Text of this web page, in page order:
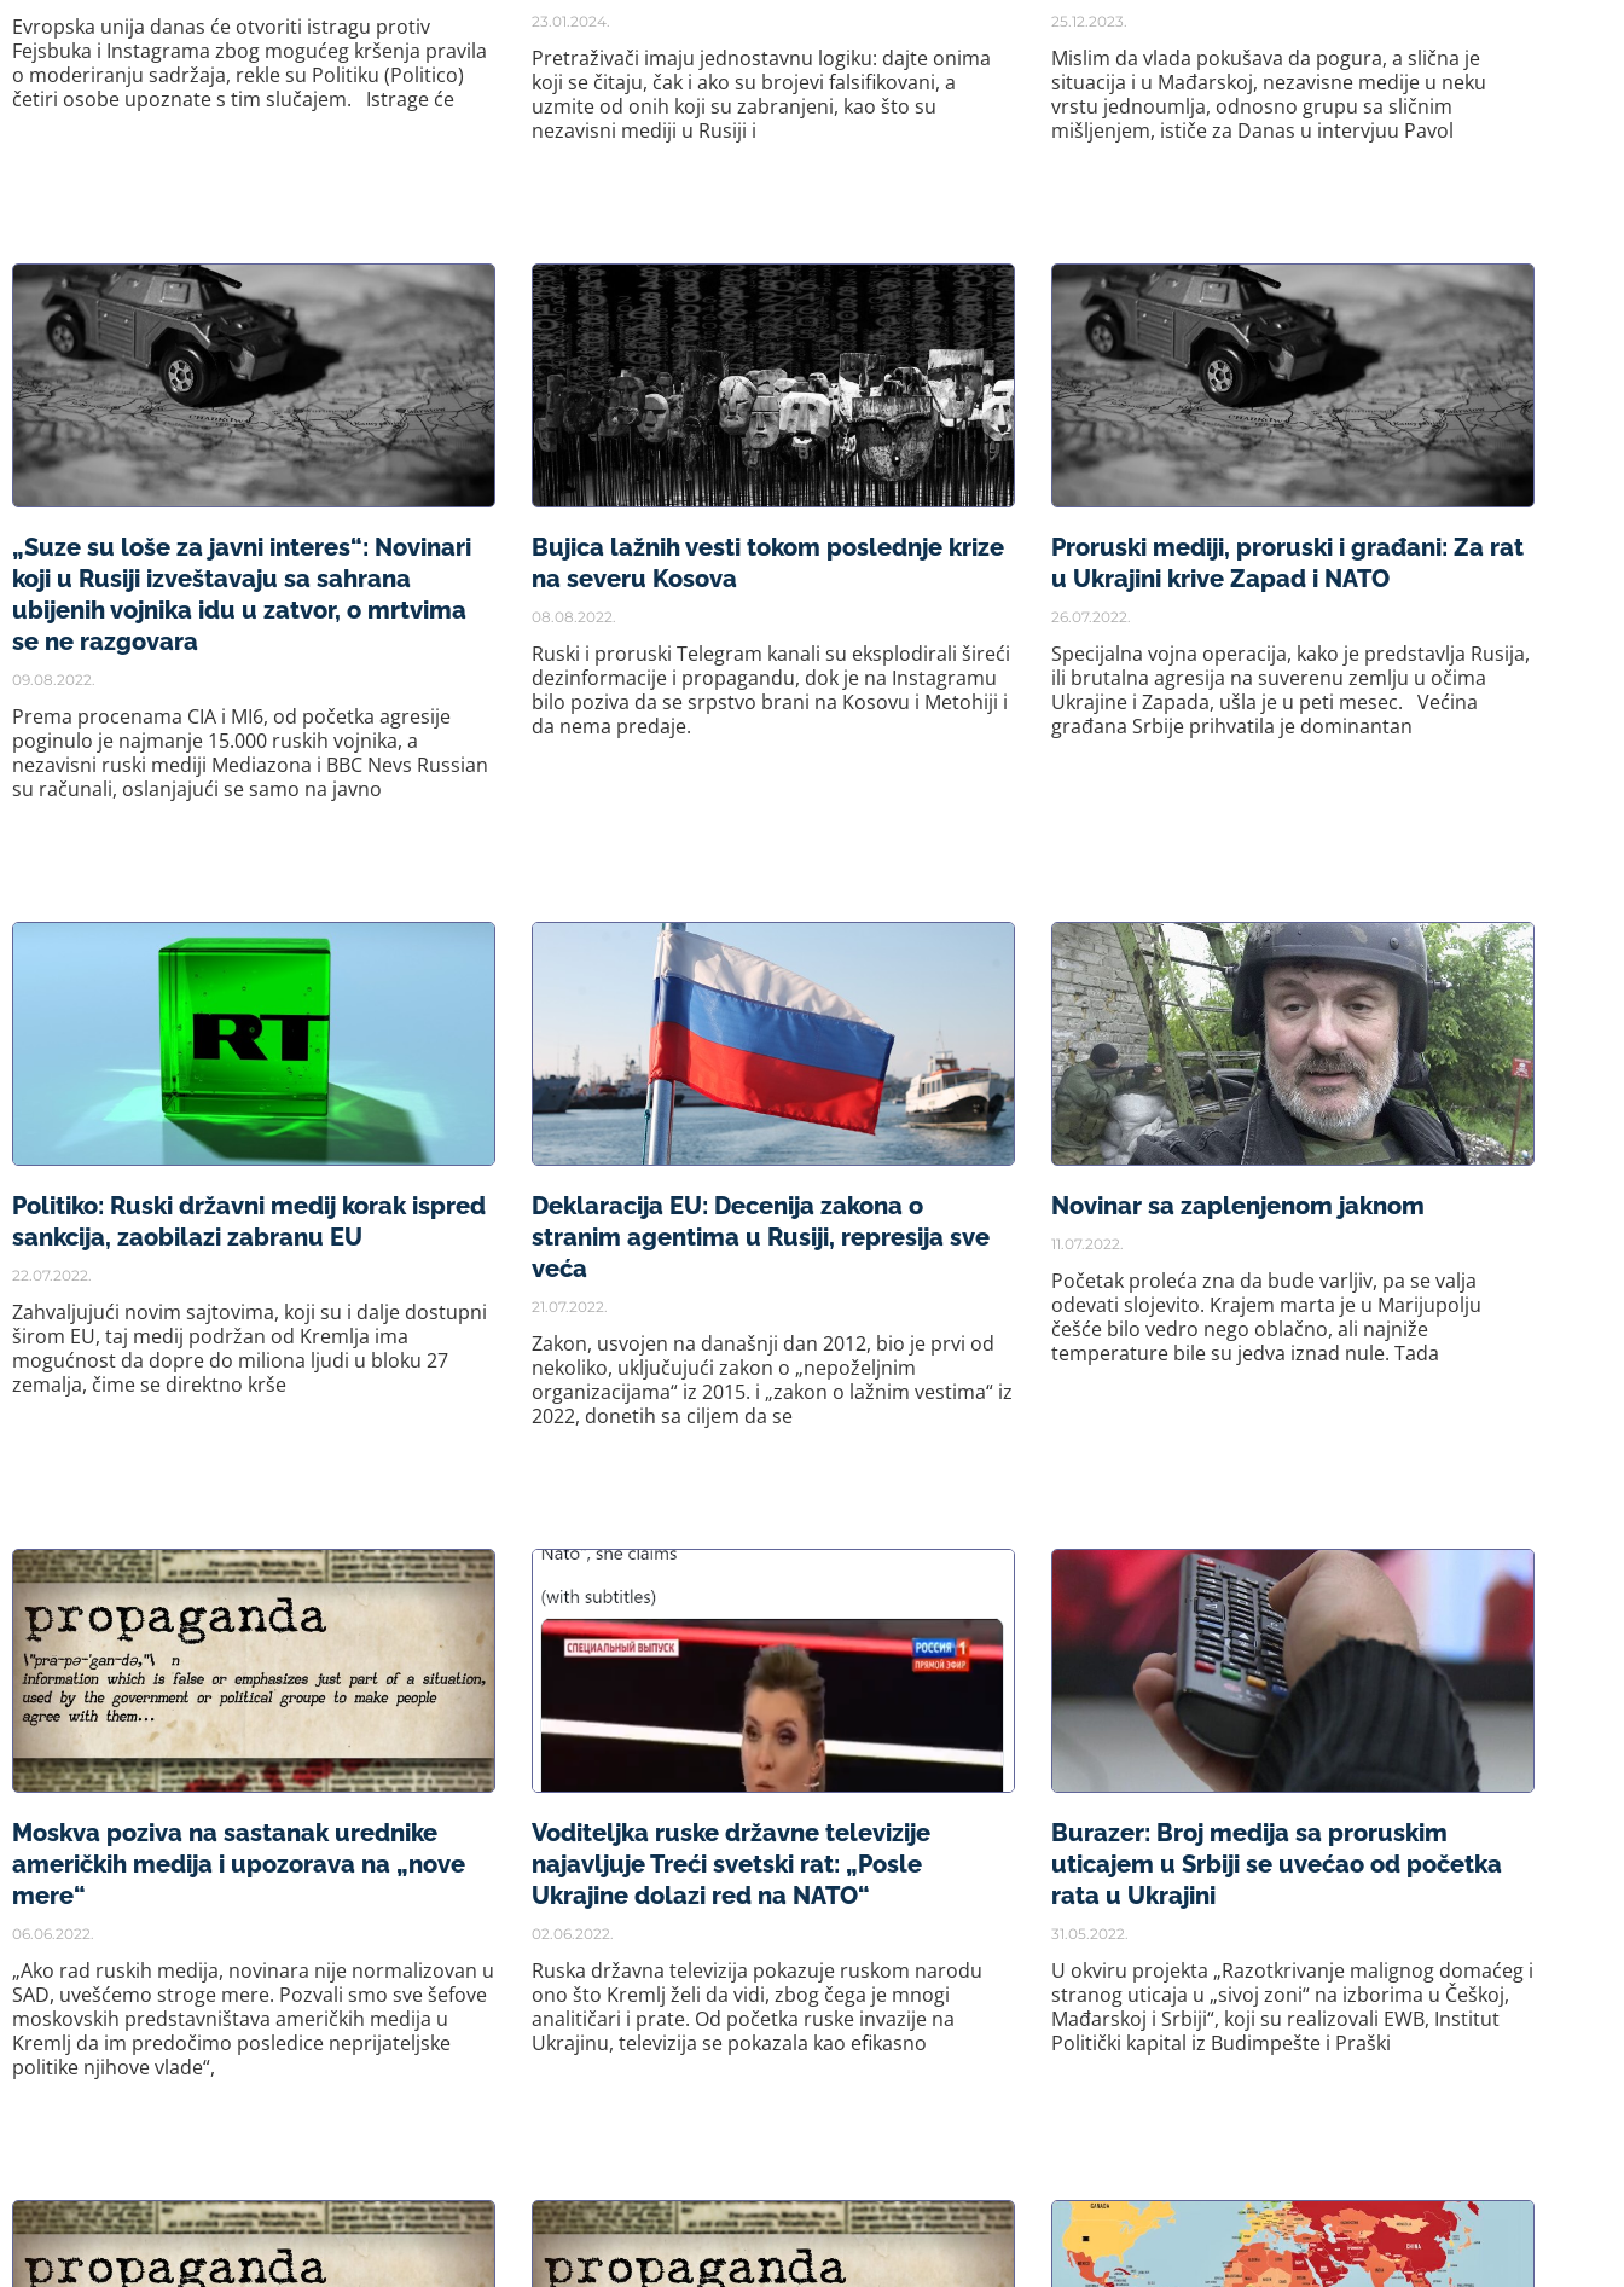
Evropska unija danas će otvoriti istragu protiv
Fejsbuka i Instagrama zbog mogućeg kršenja pravila
o moderiranju sadržaja, rekle su Politiku (Politico)
četiri osobe upoznate s tim slučajem. Istrage će
23.01.2024.
Pretraživači imaju jednostavnu logiku: dajte onima
koji se čitaju, čak i ako su brojevi falsifikovani, a
uzmite od onih koji su zabranjeni, kao što su
nezavisni mediji u Rusiji i
25.12.2023.
Mislim da vlada pokušava da pogura, a slična je
situacija i u Mađarskoj, nezavisne medije u neku
vrstu jednoumlja, odnosno grupu sa sličnim
mišljenjem, ističe za Danas u intervjuu Pavol
„Suze su loše za javni interes“: Novinari
koji u Rusiji izveštavaju sa sahrana
ubijenih vojnika idu u zatvor, o mrtvima
se ne razgovara
09.08.2022.
Prema procenama CIA i MI6, od početka agresije
poginulo je najmanje 15.000 ruskih vojnika, a
nezavisni ruski mediji Mediazona i BBC Nevs Russian
su računali, oslanjajući se samo na javno
Bujica lažnih vesti tokom poslednje krize
na severu Kosova
08.08.2022.
Ruski i proruski Telegram kanali su eksplodirali šireći
dezinformacije i propagandu, dok je na Instagramu
bilo poziva da se srpstvo brani na Kosovu i Metohiji i
da nema predaje.
Proruski mediji, proruski i građani: Za rat
u Ukrajini krive Zapad i NATO
26.07.2022.
Specijalna vojna operacija, kako je predstavlja Rusija,
ili brutalna agresija na suverenu zemlju u očima
Ukrajine i Zapada, ušla je u peti mesec. Većina
građana Srbije prihvatila je dominantan
Politiko: Ruski državni medij korak ispred
sankcija, zaobilazi zabranu EU
22.07.2022.
Zahvaljujući novim sajtovima, koji su i dalje dostupni
širom EU, taj medij podržan od Kremlja ima
mogućnost da dopre do miliona ljudi u bloku 27
zemalja, čime se direktno krše
Deklaracija EU: Decenija zakona o
stranim agentima u Rusiji, represija sve
veća
21.07.2022.
Zakon, usvojen na današnji dan 2012, bio je prvi od
nekoliko, uključujući zakon o „nepoželjnim
organizacijama“ iz 2015. i „zakon o lažnim vestima“ iz
2022, donetih sa ciljem da se
Novinar sa zaplenjenom jaknom
11.07.2022.
Početak proleća zna da bude varljiv, pa se valja
odevati slojevito. Krajem marta je u Marijupolju
češće bilo vedro nego oblačno, ali najniže
temperature bile su jedva iznad nule. Tada
Moskva poziva na sastanak urednike
američkih medija i upozorava na „nove
mere“
06.06.2022.
„Ako rad ruskih medija, novinara nije normalizovan u
SAD, uvešćemo stroge mere. Pozvali smo sve šefove
moskovskih predstavništava američkih medija u
Kremlj da im predočimo posledice neprijateljske
politike njihove vlade“,
Voditeljka ruske državne televizije
najavljuje Treći svetski rat: „Posle
Ukrajine dolazi red na NATO“
02.06.2022.
Ruska državna televizija pokazuje ruskom narodu
ono što Kremlj želi da vidi, zbog čega je mnogi
analitičari i prate. Od početka ruske invazije na
Ukrajinu, televizija se pokazala kao efikasno
Burazer: Broj medija sa proruskim
uticajem u Srbiji se uvećao od početka
rata u Ukrajini
31.05.2022.
U okviru projekta „Razotkrivanje malignog domaćeg i
stranog uticaja u „sivoj zoni“ na izborima u Češkoj,
Mađarskoj i Srbiji“, koji su realizovali EWB, Institut
Politički kapital iz Budimpešte i Praški